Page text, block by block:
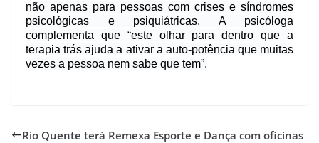
não apenas para pessoas com crises e síndromes
psicológicas e psiquiátricas. A psicóloga
complementa que “este olhar para dentro que a
terapia trás ajuda a ativar a auto-potência que muitas
vezes a pessoa nem sabe que tem”.
Rio Quente terá Remexa Esporte e Dança com oficinas